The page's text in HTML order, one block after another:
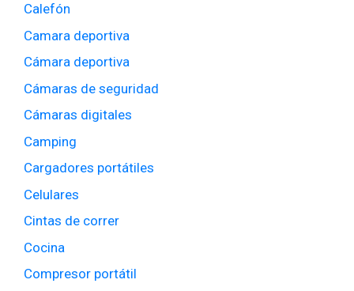
Calefón
Camara deportiva
Cámara deportiva
Cámaras de seguridad
Cámaras digitales
Camping
Cargadores portátiles
Celulares
Cintas de correr
Cocina
Compresor portátil